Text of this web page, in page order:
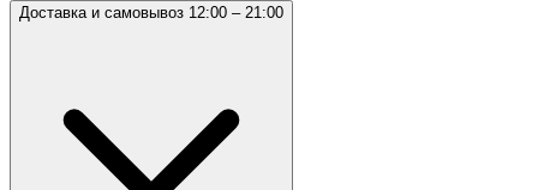
Доставка и самовывоз 12:00 – 21:00